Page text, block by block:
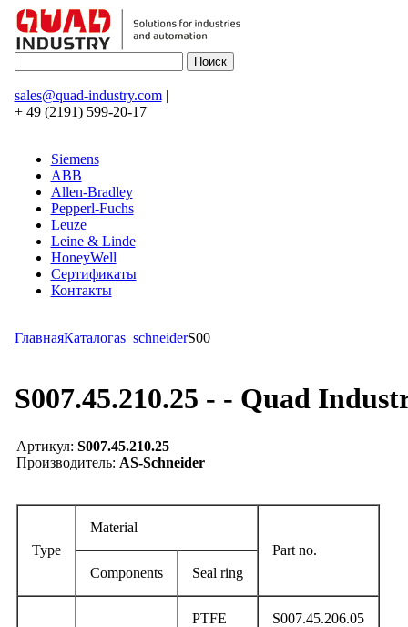
sales@quad-industry.com|
+ 49 (2191) 599-20-17
Siemens
ABB
Allen-Bradley
Pepperl-Fuchs
Leuze
Leine & Linde
HoneyWell
Сертификаты
Контакты
ГлавнаяКаталогas_schneiderS00
S007.45.210.25 - - Quad
Артикул: S007.45.210.25
Производитель: AS-Schneider
Type
Material
Part no.
Components
Seal ring
PTFE S007.45.206.05